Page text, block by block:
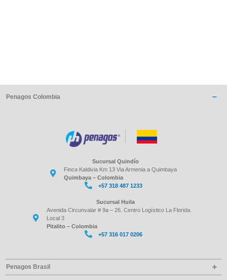
Penagos Colombia
Sucursal Quindío
Finca Kaldivia Km 13 Via Armenia a Quimbaya
Quimbaya – Colombia
+57 318 487 1233
Sucursal Huila
Avenida Circunvalar # 9a – 26. Centro Logístico La Florida.
Local 3
Pitalito – Colombia
+57 316 017 0206
Penagos Brasil